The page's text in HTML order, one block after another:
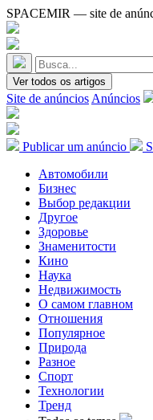
SPACEMIR — site de
Ver todos os artigos
Site de anúncios Anúncios
Publicar um anúncio
Автомобили
Бизнес
Выбор редакции
Другое
Здоровье
Знаменитости
Кино
Наука
Недвижимость
О самом главном
Отношения
Популярное
Природа
Разное
Спорт
Технологии
Тренд